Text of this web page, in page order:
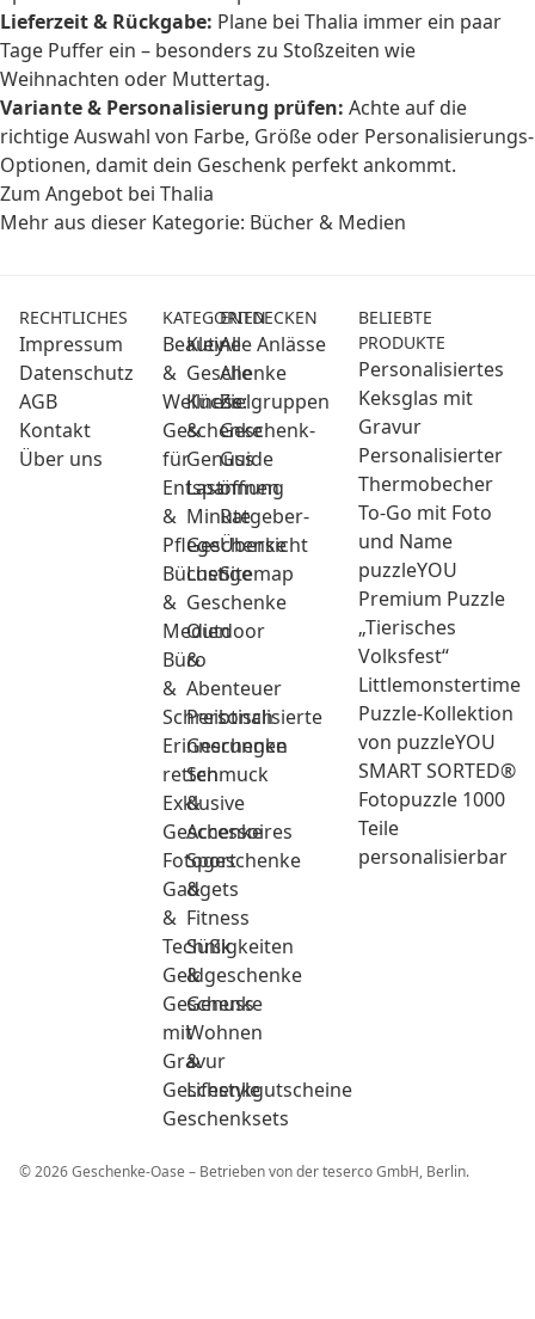
Lieferzeit & Rückgabe: Plane bei Thalia immer ein paar
Tage Puffer ein – besonders zu Stoßzeiten wie
Weihnachten oder Muttertag.
Variante & Personalisierung prüfen: Achte auf die
richtige Auswahl von Farbe, Größe oder Personalisierungs-
Optionen, damit dein Geschenk perfekt ankommt.
Zum Angebot bei Thalia
Mehr aus dieser Kategorie: Bücher & Medien
RECHTLICHES
Impressum
Datenschutz
AGB
Kontakt
Über uns
KATEGORIEN
Beauty
&
Wellness:
Geschenke
für
Entspannung
&
Pflege
Bücher
&
Medien
Büro
&
Schreibtisch
Erinnerungen
retten
Exklusive
Geschenke
Fotogeschenke
Gadgets
&
Technik
Geldgeschenke
Geschenke
mit
Gravur
Geschenkgutscheine
Geschenksets
Kleine
Geschenke
Küche
&
Genuss
Last
Minute
Geschenke
Lustige
Geschenke
Outdoor
&
Abenteuer
Personalisierte
Geschenke
Schmuck
&
Accessoires
Sport
&
Fitness
Süßigkeiten
&
Genuss
Wohnen
&
Lifestyle
ENTDECKEN
Alle Anlässe
Alle
Zielgruppen
Geschenk-
Guide
öffnen
Ratgeber-
Übersicht
Sitemap
BELIEBTE
PRODUKTE
Personalisiertes
Keksglas mit
Gravur
Personalisierter
Thermobecher
To-Go mit Foto
und Name
puzzleYOU
Premium Puzzle
„Tierisches
Volksfest“
Littlemonstertime
Puzzle-Kollektion
von puzzleYOU
SMART SORTED®
Fotopuzzle 1000
Teile
personalisierbar
© 2026 Geschenke-Oase – Betrieben von der teserco GmbH, Berlin.